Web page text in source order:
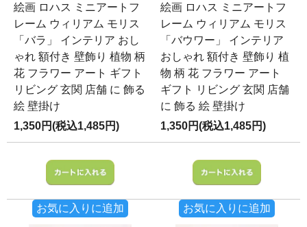
絵画 ロハス ミニアートフ
レーム ウィリアム モリス
「バラ」 インテリア おし
ゃれ 額付き 壁飾り 植物 柄
花 フラワー アート ギフト
リビング 玄関 店舗 に 飾る
絵 壁掛け
1,350円(税込1,485円)
お気に入りに追加
絵画 ロハス ミニアートフ
レーム ウィリアム モリス
「バウワー」 インテリア
おしゃれ 額付き 壁飾り 植
物 柄 花 フラワー アート
ギフト リビング 玄関 店舗
に 飾る 絵 壁掛け
1,350円(税込1,485円)
お気に入りに追加